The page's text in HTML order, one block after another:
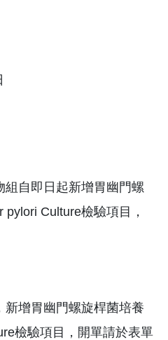
組自即日起新增胃幽門螺
Culture檢驗項目，
增胃幽門螺旋桿菌培養
檢驗項目，開單請於表單